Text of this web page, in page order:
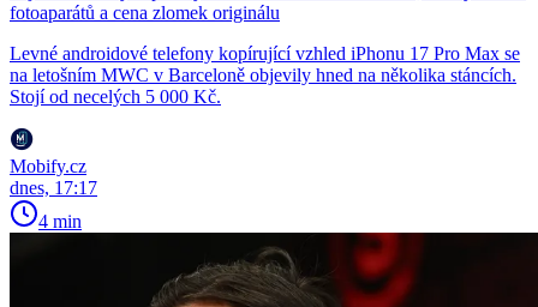
fotoaparátů a cena zlomek originálu
Levné androidové telefony kopírující vzhled iPhonu 17 Pro Max se
na letošním MWC v Barceloně objevily hned na několika stáncích.
Stojí od necelých 5 000 Kč.
Mobify.cz
dnes, 17:17
4 min